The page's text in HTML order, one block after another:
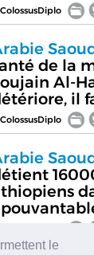
de la
Al-
il
le